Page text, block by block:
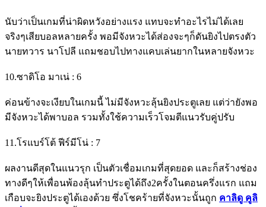
นับว่าเป็นเกมที่น่าผิดหวังอย่างแรง แทบจะทำอะไรไม่ได้เลย
จริงๆเสียบอลหลายครั้ง พอมีจังหวะได้ส่องจะๆก็ดันยิงไปตรงตัว
นายทวาร นาโปลี แถมชอบไปทางแคบเล่นยากในหลายจังหวะ
10.ซาดิโอ มาเน่ : 6
ค่อนข้างจะเงียบในเกมนี้ ไม่มีจังหวะลุ้นยิงประตูเลย แต่ว่ายังพอ
มีจังหวะได้พาบอล รวมทั้งใช้ความเร็วโจมตีแนวรับคู่ปรับ
11.โรแบร์โต้ ฟีร์มีโน่ : 7
ผลงานดีสุดในแนวรุก เป็นตัวเชื่อมเกมที่สุดยอด และก็สร้างช่อง
ทางดีๆให้เพื่อนพ้องลุ้นทำประตูได้ถึง2ครั้งในตอนครึ่งแรก แถม
เกือบจะยิงประตูได้เองด้วย ซึ่งโชคร้ายที่จังหวะนั้นถูก คาลิดู คูลิ